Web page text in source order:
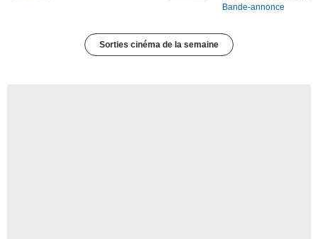
Bande-annonce
Sorties cinéma de la semaine